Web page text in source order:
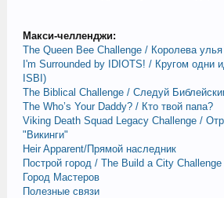
Макси-челленджи:
The Queen Bee Challenge / Королева улья
I'm Surrounded by IDIOTS! / Кругом одни
ISBI)
The Biblical Challenge / Следуй
The Who’s Your Daddy? / Кто твой папа?
Viking Death Squad Legacy Challenge /
"Викинги"
Heir Apparent/Прямой наследник
Построй город / The Build a City Challenge
Город Мастеров
Полезные связи